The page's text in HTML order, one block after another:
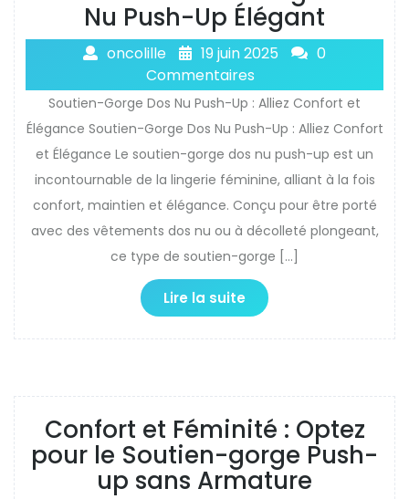
Nu Push-Up Élégant
oncolille 19 juin 2025
0
Commentaires
Soutien-Gorge Dos Nu Push-Up : Alliez Confort et
Élégance Soutien-Gorge Dos Nu Push-Up : Alliez Confort
et Élégance Le soutien-gorge dos nu push-up est un
incontournable de la lingerie féminine, alliant à la fois
confort, maintien et élégance. Conçu pour être porté
avec des vêtements dos nu ou à décolleté plongeant,
ce type de soutien-gorge […]
Lire la suite
Confort et Féminité : Optez
pour le Soutien-gorge Push-
up sans Armature